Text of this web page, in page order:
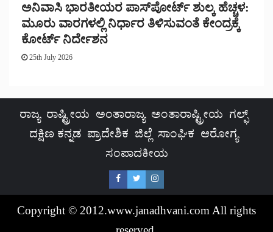
ಅನಿವಾಸಿ ಭಾರತೀಯರ ಪಾಸ್‌ಪೋರ್ಟ್ ಶುಲ್ಕ ಹೆಚ್ಚಳ:
ಮೂರು ವಾರಗಳಲ್ಲಿ ನಿರ್ಧಾರ ತಿಳಿಸುವಂತೆ ಕೇಂದ್ರಕ್ಕೆ
ಕೋರ್ಟ್ ನಿರ್ದೇಶನ
25th July 2026
ರಾಜ್ಯ ರಾಷ್ಟ್ರೀಯ ಅಂತಾರಾಜ್ಯ ಅಂತಾರಾಷ್ಟ್ರೀಯ ಗಲ್ಫ್
ದಕ್ಷಿಣ ಕನ್ನಡ ಪ್ರಾದೇಶಿಕ ಜಿಲ್ಲೆ ಸಾಂಘಿಕ ಆರೋಗ್ಯ
ಸಂಪಾದಕೀಯ
Copyright © 2012.www.janadhvani.com All rights